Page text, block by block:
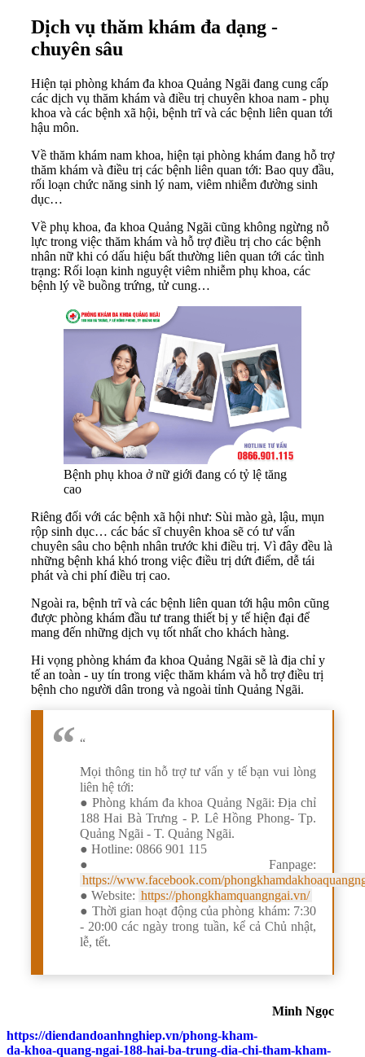
Dịch vụ thăm khám đa dạng -
chuyên sâu
Hiện tại phòng khám đa khoa Quảng Ngãi đang cung cấp
các dịch vụ thăm khám và điều trị chuyên khoa nam - phụ
khoa và các bệnh xã hội, bệnh trĩ và các bệnh liên quan tới
hậu môn.
Về thăm khám nam khoa, hiện tại phòng khám đang hỗ trợ
thăm khám và điều trị các bệnh liên quan tới: Bao quy đầu,
rối loạn chức năng sinh lý nam, viêm nhiễm đường sinh
dục…
Về phụ khoa, đa khoa Quảng Ngãi cũng không ngừng nỗ
lực trong việc thăm khám và hỗ trợ điều trị cho các bệnh
nhân nữ khi có dấu hiệu bất thường liên quan tới các tình
trạng: Rối loạn kinh nguyệt viêm nhiễm phụ khoa, các
bệnh lý về buồng trứng, tử cung…
Bệnh phụ khoa ở nữ giới đang có tỷ lệ tăng
cao
Riêng đối với các bệnh xã hội như: Sùi mào gà, lậu, mụn
rộp sinh dục… các bác sĩ chuyên khoa sẽ có tư vấn
chuyên sâu cho bệnh nhân trước khi điều trị. Vì đây đều là
những bệnh khá khó trong việc điều trị dứt điểm, dễ tái
phát và chi phí điều trị cao.
Ngoài ra, bệnh trĩ và các bệnh liên quan tới hậu môn cũng
được phòng khám đầu tư trang thiết bị y tế hiện đại để
mang đến những dịch vụ tốt nhất cho khách hàng.
Hi vọng phòng khám đa khoa Quảng Ngãi sẽ là địa chỉ y
tế an toàn - uy tín trong việc thăm khám và hỗ trợ điều trị
bệnh cho người dân trong và ngoài tỉnh Quảng Ngãi.
“
Mọi thông tin hỗ trợ tư vấn y tế bạn vui lòng
liên hệ tới:
● Phòng khám đa khoa Quảng Ngãi: Địa chỉ
188 Hai Bà Trưng - P. Lê Hồng Phong- Tp.
Quảng Ngãi - T. Quảng Ngãi.
● Hotline: 0866 901 115
● Fanpage:
https://www.facebook.com/
● Website: https://phongkhamquangngai.vn/
● Thời gian hoạt động của phòng khám: 7:30
- 20:00 các ngày trong tuần, kể cả Chủ nhật,
lễ, tết.
Minh Ngọc
https://diendandoanhnghiep.vn/phong-kham-
da-khoa-quang-ngai-188-hai-ba-trung-dia-chi-tham-kham-